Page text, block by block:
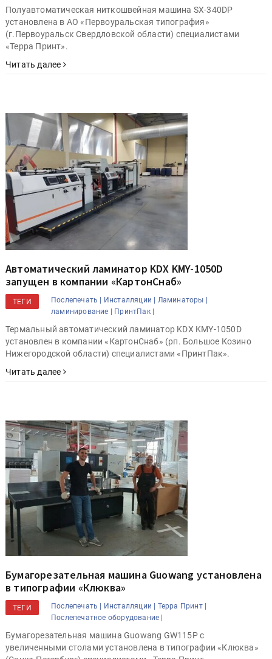
Полуавтоматическая ниткошвейная машина SX-340DP
установлена в АО «Первоуральская типография»
(г.Первоуральск Свердловской области) специалистами
«Терра Принт».
Читать далее
Автоматический ламинатор KDX KMY-1050D
запущен в компании «КартонСнаб»
ТЕГИ Послепечать | Инсталляции | Ламинаторы |
ламинирование | ПринтПак |
Термальный автоматический ламинатор KDX KMY-1050D
установлен в компании «КартонСнаб» (рп. Большое Козино
Нижегородской области) специалистами «ПринтПак».
Читать далее
Бумагорезательная машина Guowang установлена
в типографии «Клюква»
ТЕГИ Послепечать | Инсталляции |
Терра Принт |
Послепечатное оборудование |
Бумагорезательная машина Guowang GW115P с
увеличенными столами установлена в типографии «Клюква»